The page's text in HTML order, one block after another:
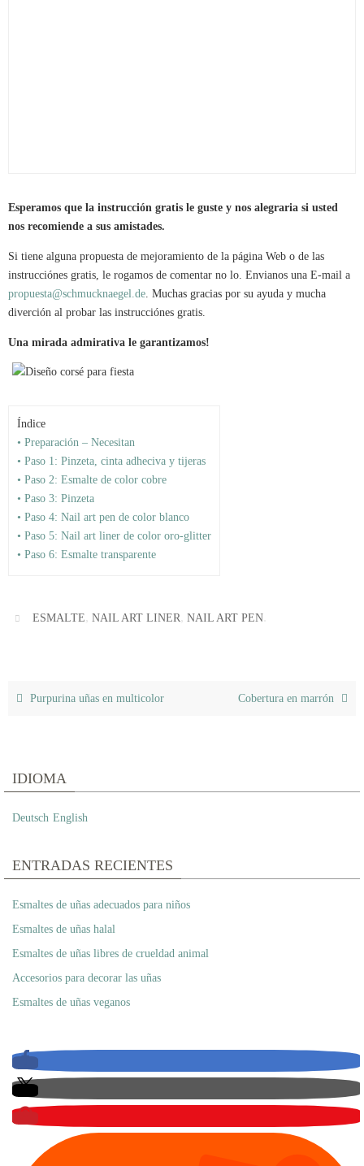
Esperamos que la instrucción gratis le guste y nos alegraria si usted
nos recomiende a sus amistades.
Si tiene alguna propuesta de mejoramiento de la página Web o de las
instrucciónes gratis, le rogamos de comentar no lo. Envianos una E-mail a
propuesta@schmucknaegel.de . Muchas gracias por su ayuda y mucha
diverción al probar las instrucciónes gratis.
Una mirada admirativa le garantizamos!
Índice
• Preparación – Necesitan
• Paso 1: Pinzeta, cinta adheciva y tijeras
• Paso 2: Esmalte de color cobre
• Paso 3: Pinzeta
• Paso 4: Nail art pen de color blanco
• Paso 5: Nail art liner de color oro-glitter
• Paso 6: Esmalte transparente
ESMALTE,NAIL ART LINER,NAIL ART PEN
Purpurina uñas en multicolor Cobertura en marrón
IDIOMA
Deutsch English
ENTRADAS RECIENTES
Esmaltes de uñas adecuados para niños
Esmaltes de uñas halal
Esmaltes de uñas libres de crueldad animal
Accesorios para decorar las uñas
Esmaltes de uñas veganos